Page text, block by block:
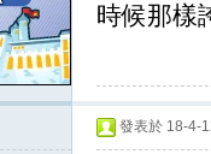
時候那樣
發表於 18-4-